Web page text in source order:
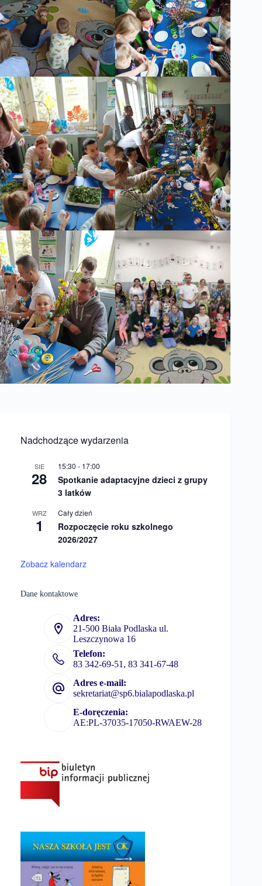
Nadchodzące wydarzenia
SIE
28
15:30 - 17:00
Spotkanie adaptacyjne dzieci z grupy
3 latków
WRZ
1
Cały dzień
Rozpoczęcie roku szkolnego
2026/2027
Zobacz kalendarz
Dane kontaktowe
Adres:
21-500 Biała Podlaska ul.
Leszczynowa 16
Telefon:
83 342-69-51, 83 341-67-48
Adres e-mail:
sekretariat@sp6.bialapodlaska.pl
E-doręczenia:
AE:PL-37035-17050-RWAEW-28